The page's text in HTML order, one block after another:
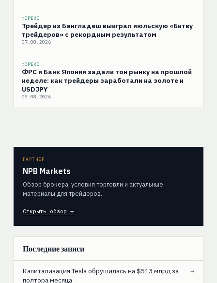
ФОРЕКС
Трейдер из Бангладеш выиграл июльскую «Битву
трейдеров» с рекордным результатом
07.08.2026
ФОРЕКС
ФРС и Банк Японии задали тон рынку на прошлой
неделе: как трейдеры заработали на золоте и
USDJPY
05.08.2026
ПАРТНЁР
NPB Markets
Обзор брокера, условия торговли и актуальные
материалы для трейдеров.
Открыть обзор →
Последние записи
Капитализация Tesla обрушилась на $513 млрд за
полтора месяца
→